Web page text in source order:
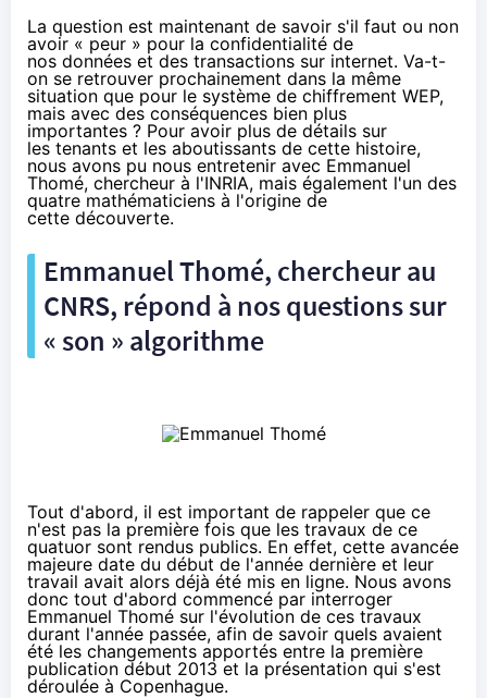
La question est maintenant de savoir s'il faut ou non
avoir « peur » pour la confidentialité de
nos données et des transactions sur internet. Va-t-
on se retrouver prochainement dans la même
situation que pour le système de chiffrement WEP,
mais avec des conséquences bien plus
importantes ? Pour avoir plus de détails sur
les tenants et les aboutissants de cette histoire,
nous avons pu nous entretenir avec Emmanuel
Thomé, chercheur à l'INRIA, mais également l'un des
quatre mathématiciens à l'origine de
cette découverte.
Emmanuel Thomé, chercheur au
CNRS, répond à nos questions sur
« son » algorithme
Tout d'abord, il est important de rappeler que ce
n'est pas la première fois que les travaux de ce
quatuor sont rendus publics. En effet, cette avancée
majeure date du début de l'année dernière et leur
travail avait alors déjà été mis en ligne. Nous avons
donc tout d'abord commencé par interroger
Emmanuel Thomé sur l'évolution de ces travaux
durant l'année passée, afin de savoir quels avaient
été les changements apportés entre la première
publication début 2013 et la présentation qui s'est
déroulée à Copenhague.